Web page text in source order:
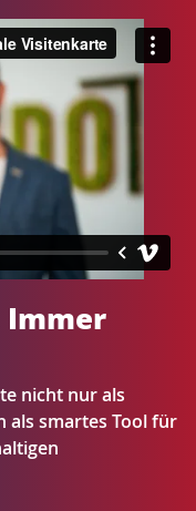
Immer
nicht nur als
als smartes Tool für